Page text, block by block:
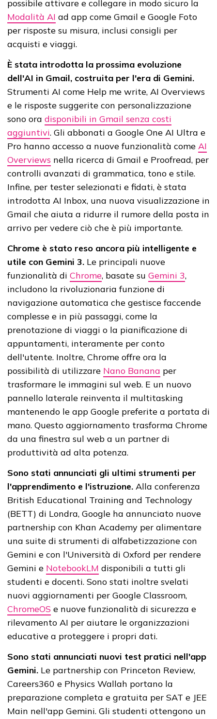
possibile attivare e collegare in modo sicuro la
Modalità AI ad app come Gmail e Google Foto
per risposte su misura, inclusi consigli per
acquisti e viaggi.
È stata introdotta la prossima evoluzione
dell'AI in Gmail, costruita per l'era di Gemini.
Strumenti AI come Help me write, AI Overviews
e le risposte suggerite con personalizzazione
sono ora disponibili in Gmail senza costi
aggiuntivi. Gli abbonati a Google One AI Ultra e
Pro hanno accesso a nuove funzionalità come AI
Overviews nella ricerca di Gmail e Proofread, per
controlli avanzati di grammatica, tono e stile.
Infine, per tester selezionati e fidati, è stata
introdotta AI Inbox, una nuova visualizzazione in
Gmail che aiuta a ridurre il rumore della posta in
arrivo per vedere ciò che è più importante.
Chrome è stato reso ancora più intelligente e
utile con Gemini 3. Le principali nuove
funzionalità di Chrome, basate su Gemini 3,
includono la rivoluzionaria funzione di
navigazione automatica che gestisce faccende
complesse e in più passaggi, come la
prenotazione di viaggi o la pianificazione di
appuntamenti, interamente per conto
dell'utente. Inoltre, Chrome offre ora la
possibilità di utilizzare Nano Banana per
trasformare le immagini sul web. E un nuovo
pannello laterale reinventa il multitasking
mantenendo le app Google preferite a portata di
mano. Questo aggiornamento trasforma Chrome
da una finestra sul web a un partner di
produttività ad alta potenza.
Sono stati annunciati gli ultimi strumenti per
l'apprendimento e l'istruzione. Alla conferenza
British Educational Training and Technology
(BETT) di Londra, Google ha annunciato nuove
partnership con Khan Academy per alimentare
una suite di strumenti di alfabetizzazione con
Gemini e con l'Università di Oxford per rendere
Gemini e NotebookLM disponibili a tutti gli
studenti e docenti. Sono stati inoltre svelati
nuovi aggiornamenti per Google Classroom,
ChromeOS e nuove funzionalità di sicurezza e
rilevamento AI per aiutare le organizzazioni
educative a proteggere i propri dati.
Sono stati annunciati nuovi test pratici nell'app
Gemini. Le partnership con Princeton Review,
Careers360 e Physics Wallah portano la
preparazione completa e gratuita per SAT e JEE
Main nell'app Gemini. Gli studenti ottengono un